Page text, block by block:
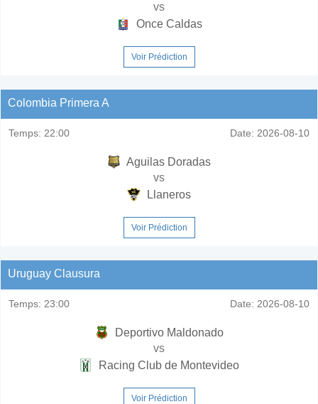
vs
Once Caldas
Voir Prédiction
Colombia Primera A
Temps: 22:00 Date: 2026-08-10
Aguilas Doradas
vs
Llaneros
Voir Prédiction
Uruguay Clausura
Temps: 23:00 Date: 2026-08-10
Deportivo Maldonado
vs
Racing Club de Montevideo
Voir Prédiction